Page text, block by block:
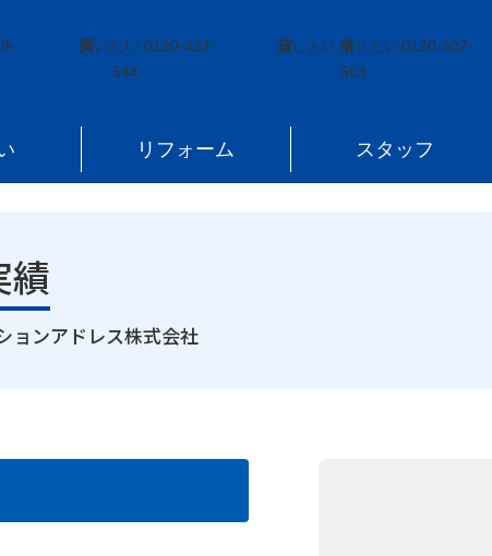
買いたい 0120-424-
544
貸し たい 借り たい 0120-302-
563
リフォーム スタッフ
績
ョンアドレス株式会社